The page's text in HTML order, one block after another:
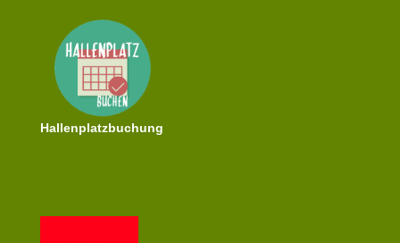
Hallenplatzbuchung